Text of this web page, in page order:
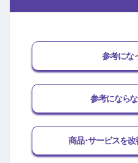
参考にな
参考になら
商品･サービスを